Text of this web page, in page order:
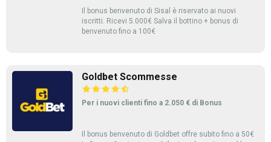
Il bonus benvenuto di Sisal è riservato ai nuovi
iscritti. Ricevi 5.000€ Salva il bottino + bonus di
benvenuto fino a 100€
Goldbet Scommesse
Per i nuovi clienti fino a 2.050 € di Bonus
Il bonus benvenuto di Goldbet offre subito fino a 50€